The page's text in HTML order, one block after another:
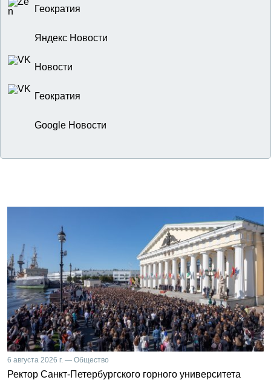
Геократия
Яндекс Новости
Новости
Геократия
Google Новости
6 августа 2026 г. — Общество
Ректор Санкт-Петербургского горного университета